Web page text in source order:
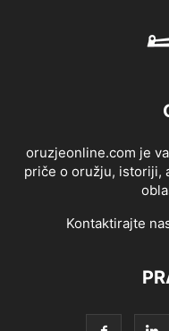
oruzjeonline.com je
priče o oružju, istoriji,
Kontaktirajte